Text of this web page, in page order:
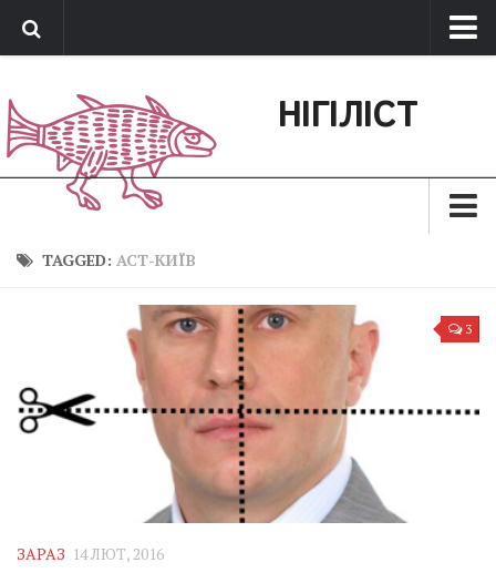
Обратная связь
Поддержать сайт
НІГІЛІСТ
Зараз
Belles lettres
Музика революції
TAGGED: АСТ-КИЇВ
3
ЗАРАЗ 14 ЛЮТ, 2016